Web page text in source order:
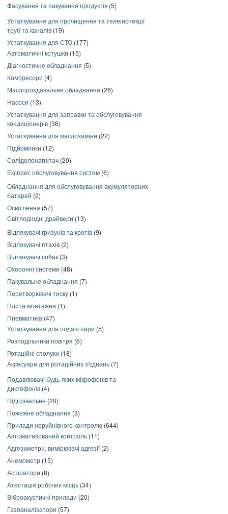
Фасування та пакування продуктів (5)
Устаткування для прочищення та телеінспекції
труб та каналів (19)
Устаткування для СТО (177)
Автоматичні котушки (15)
Діагностичне обладнання (5)
Компресори (4)
Маслороздавальне обладнання (26)
Насоси (13)
Устаткування для заправки та обслуговування
кондиціонерів (36)
Устаткування для маслозаміни (22)
Підйомники (12)
Солідолонагнітач (20)
Експрес обслуговування систем (6)
Обладнання для обслуговування акумуляторних
батарей (2)
Освітлення (57)
Світлодіодні драйвери (13)
Відлякувачі гризунів та кротів (9)
Відлякувачі птахів (2)
Відлякувачі собак (3)
Охоронні системи (48)
Пакувальне обладнання (7)
Перетворювачі тиску (1)
Плита монтажна (1)
Пневматика (47)
Устаткування для подачі пари (5)
Розподільники повітря (6)
Ротаційні сполуки (18)
Аксесуари для ротаційних з'єднань (7)
Подавлювачі будь-яких мікрофонів та
диктофонів (4)
Підігрівальне (20)
Пожежне обладнання (3)
Прилади неруйнівного контролю (644)
Автоматизований контроль (11)
Адгезиметри, вимірювачі адгезії(2)
Анемометр (15)
Аспіратори (8)
Атестація робочих місць (34)
Віброакустичні прилади (20)
Газоаналізатори (57)